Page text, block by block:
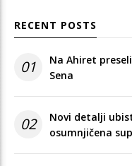
RECENT POSTS
01
Na Ahiret
Sena
02
Novi detalji
osumnjičena